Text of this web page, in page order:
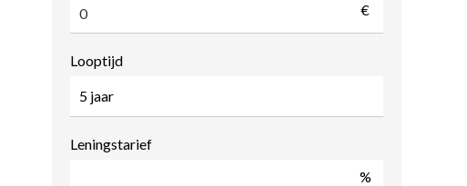
€
Looptijd
Leningstarief
%